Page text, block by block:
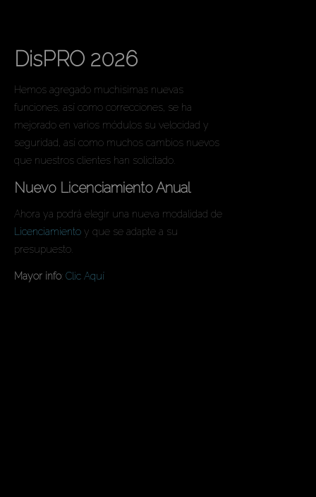
DisPRO 2026
Hemos agregado muchisimas nuevas
funciones, así como correcciones, se ha
mejorado en varios módulos su velocidad y
seguridad, así como muchos cambios nuevos
que nuestros clientes han solicitado.
Nuevo Licenciamiento Anual
Ahora ya podrá elegir una nueva modalidad de
Licenciamiento y que se adapte a su
presupuesto.
Mayor info: Clic Aquí